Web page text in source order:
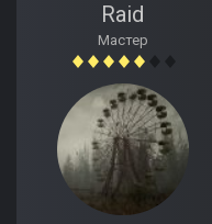
Raid
Мастер